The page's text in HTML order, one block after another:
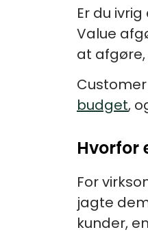
Er du
Value
at
budget,
Hvorfor
For
jagte
kunder,